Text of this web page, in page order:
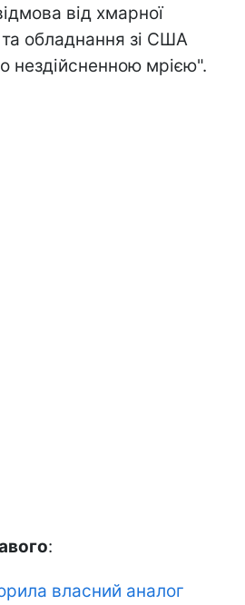
від хмарної
обладнання зі США
нездійсненною мрією".
:
власний аналог